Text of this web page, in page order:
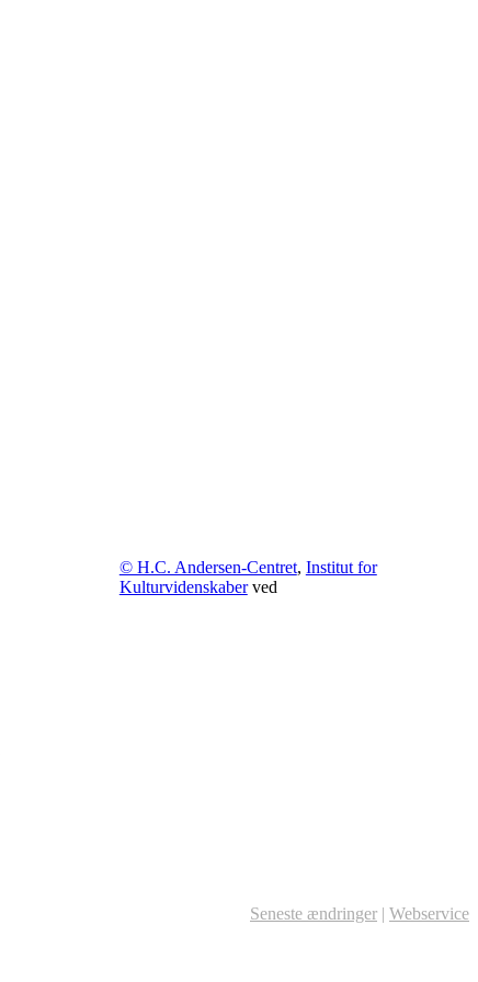
© H.C. Andersen-Centret, Institut for
Kulturvidenskaberved
Seneste ændringer | Webservice